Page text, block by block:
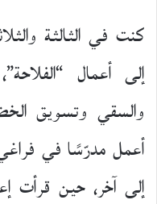
كنت في الثالثة
إلى أعمال
والسقي وتسويق
أعمل مدرّسًا في
إلى آخر، حين قرأت